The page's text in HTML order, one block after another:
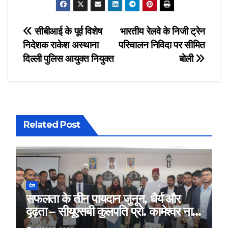
Post
navigation
भारतीय रेलवे के निजी ट्रेन
परिचालन निविदा पर सीमित
बोली
सीबीआई के पूर्व विशेष
निदेशक राकेश अस्थाना
दिल्ली पुलिस आयुक्त नियुक्त
Related Post
देश
सफलता के तीन पायदान जुनून, धैर्य और
दृढ़ता – सीयूएसबी कुलपति प्रो. कामेश्वर नाथ
सिंह